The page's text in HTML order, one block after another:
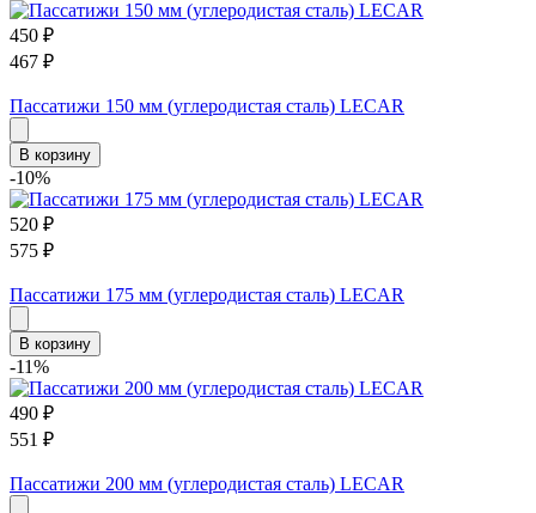
450 ₽
467 ₽
Пассатижи 150 мм (углеродистая сталь) LECAR
В корзину
-10%
520 ₽
575 ₽
Пассатижи 175 мм (углеродистая сталь) LECAR
В корзину
-11%
490 ₽
551 ₽
Пассатижи 200 мм (углеродистая сталь) LECAR